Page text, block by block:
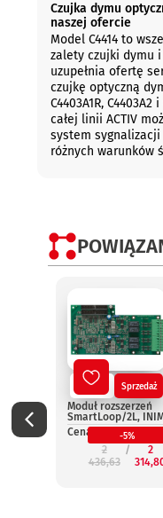
Czujka dymu
naszej ofercie
Model C4414 to
zalety czujki dymu
uzupełnia ofertę
czujkę optyczną
C4403A1R,
całej linii ACTIV
system
różnych warunków
Nowy Sprzedaż
Moduł rozszerzeń
SmartLoop/2L,
Cena:
-5%
2
436,63
2